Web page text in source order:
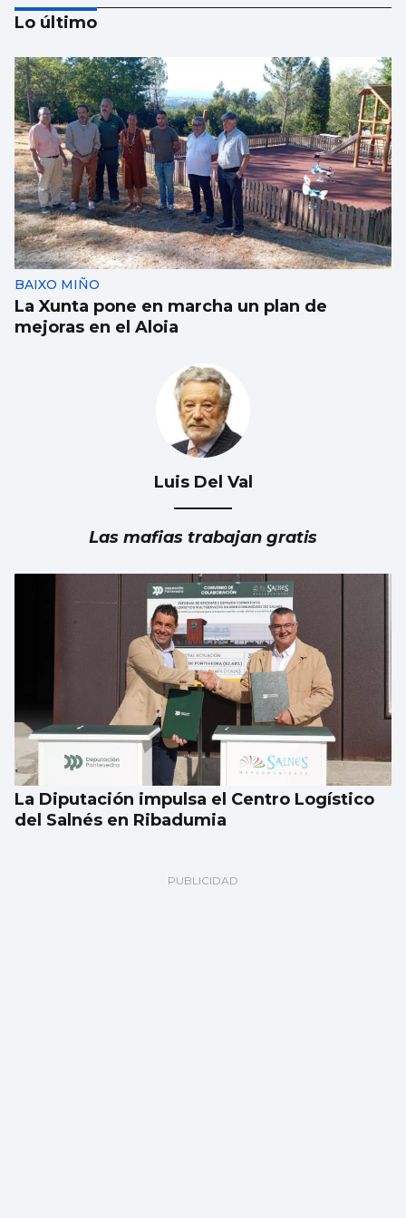
PSOE y BNG de Pontevedra pactan 12,6
millones para obras
Lo último
BAIXO MIÑO
La Xunta pone en marcha un plan de
mejoras en el Aloia
Luis Del Val
Las mafias trabajan gratis
La Diputación impulsa el Centro Logístico
del Salnés en Ribadumia